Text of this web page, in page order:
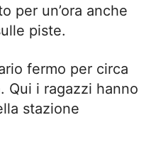
per un’ora anche
piste.
fermo per circa
Qui i ragazzi hanno
stazione